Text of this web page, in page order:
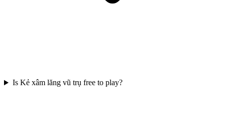
Is Kẻ xâm lăng vũ trụ free to play?